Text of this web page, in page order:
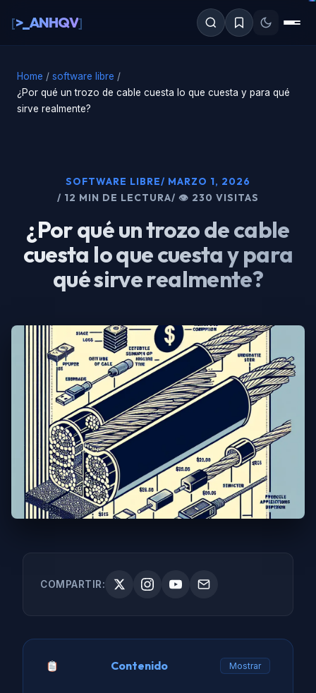
contenido
[>_ANHQV]
Home / software libre /
¿Por qué un trozo de cable cuesta lo que cuesta y para qué
sirve realmente?
SOFTWARE LIBRE/ MARZO 1, 2026
/ 12 MIN DE LECTURA/ 👁 230 VISITAS
¿Por qué un trozo de cable
cuesta lo que cuesta y para
qué sirve realmente?
COMPARTIR:
Contenido Mostrar